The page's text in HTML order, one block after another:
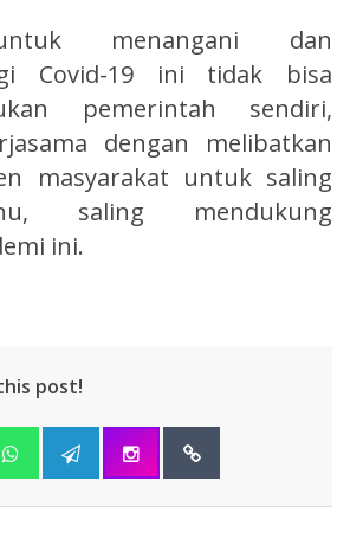
menangani dan
Covid-19 ini tidak bisa
pemerintah sendiri,
dengan melibatkan
masyarakat untuk saling
saling mendukung
ini.
post!